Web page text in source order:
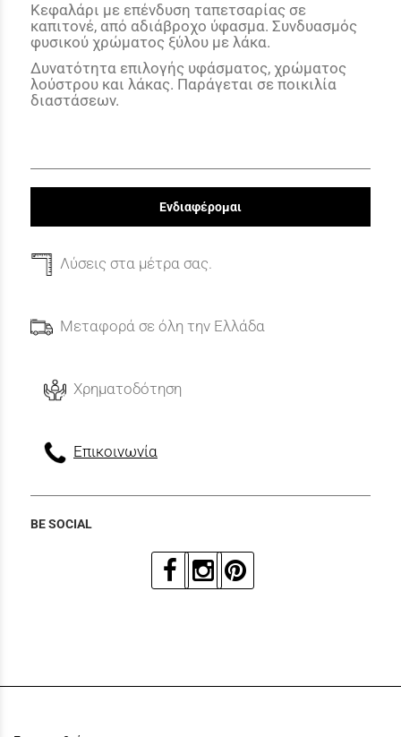
Κεφαλάρι με επένδυση ταπετσαρίας σε
καπιτονέ, από αδιάβροχο ύφασμα. Συνδυασμός
φυσικού χρώματος ξύλου με λάκα.
Δυνατότητα επιλογής υφάσματος, χρώματος
λούστρου και λάκας. Παράγεται σε ποικιλία
διαστάσεων.
Ενδιαφέρομαι
Λύσεις στα μέτρα σας.
Μεταφορά σε όλη την Ελλάδα
Χρηματοδότηση
Επικοινωνία
BE SOCIAL